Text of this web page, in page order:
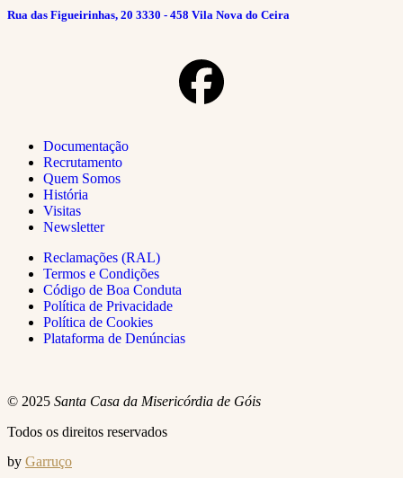
Rua das Figueirinhas, 20 3330 - 458 Vila Nova do Ceira
Documentação
Recrutamento
Quem Somos
História
Visitas
Newsletter
Reclamações (RAL)
Termos e Condições
Código de Boa Conduta
Política de Privacidade
Política de Cookies
Plataforma de Denúncias
© 2025 Santa Casa da Misericórdia de Góis
Todos os direitos reservados
by Garruço